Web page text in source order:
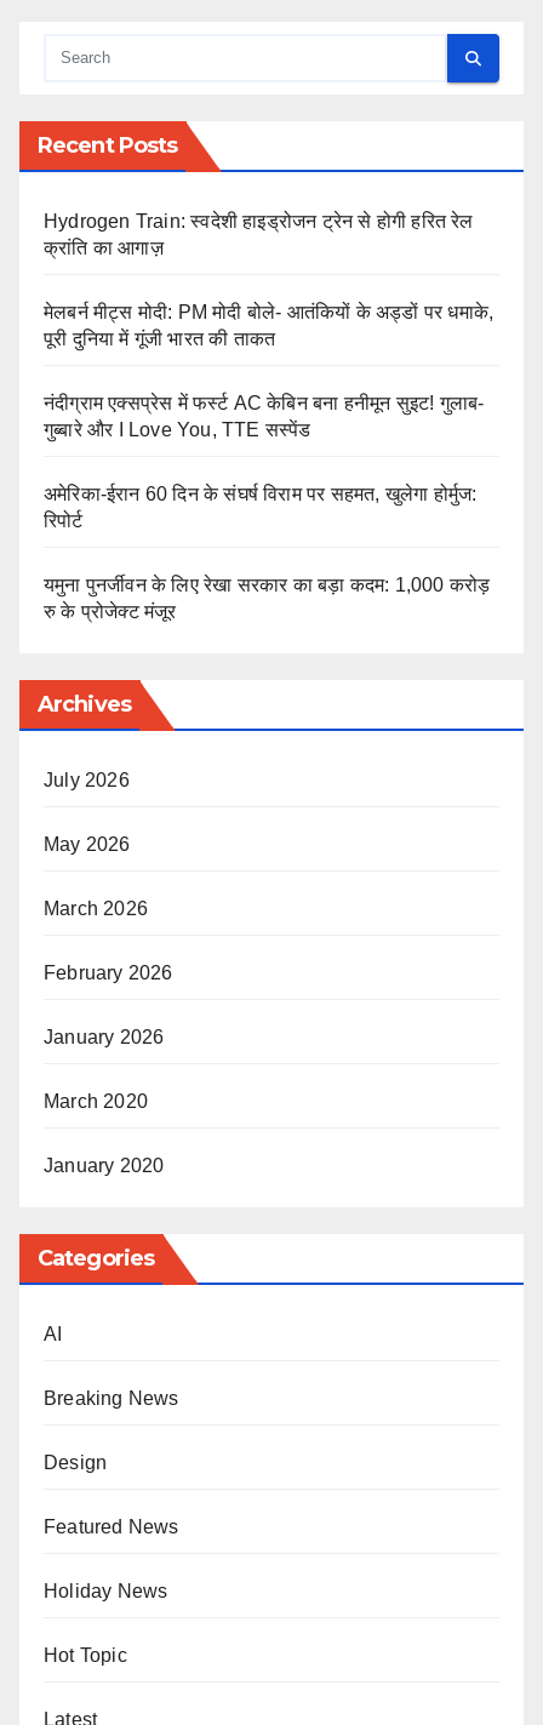
Recent Posts
Hydrogen Train: स्वदेशी हाइड्रोजन ट्रेन से होगी हरित रेल
क्रांति का आगाज़
मेलबर्न मीट्स मोदी: PM मोदी बोले- आतंकियों के अड्डों पर धमाके,
पूरी दुनिया में गूंजी भारत की ताकत
नंदीग्राम एक्सप्रेस में फर्स्ट AC केबिन बना हनीमून सुइट! गुलाब-
गुब्बारे और I Love You, TTE सस्पेंड
अमेरिका-ईरान 60 दिन के संघर्ष विराम पर सहमत, खुलेगा होर्मुज:
रिपोर्ट
यमुना पुनर्जीवन के लिए रेखा सरकार का बड़ा कदम: 1,000 करोड़
रु के प्रोजेक्ट मंजूर
Archives
July 2026
May 2026
March 2026
February 2026
January 2026
March 2020
January 2020
Categories
AI
Breaking News
Design
Featured News
Holiday News
Hot Topic
Latest